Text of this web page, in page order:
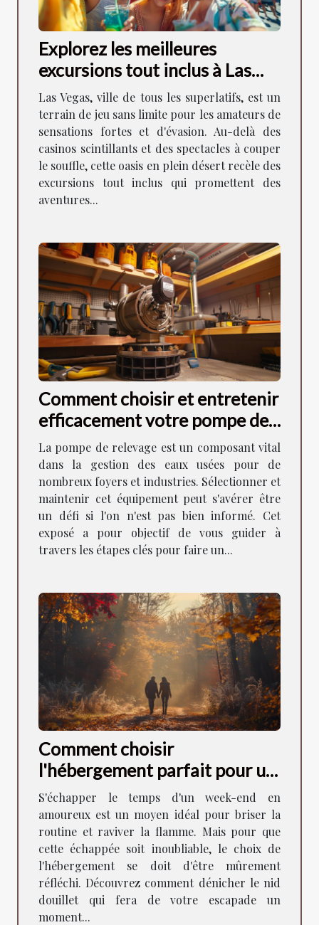
Explorez les meilleures
excursions tout inclus à Las
Vegas
Las Vegas, ville de tous les superlatifs, est un
terrain de jeu sans limite pour les amateurs de
sensations fortes et d'évasion. Au-delà des
casinos scintillants et des spectacles à couper
le souffle, cette oasis en plein désert recèle des
excursions tout inclus qui promettent des
aventures...
Comment choisir et entretenir
efficacement votre pompe de
relevage
La pompe de relevage est un composant vital
dans la gestion des eaux usées pour de
nombreux foyers et industries. Sélectionner et
maintenir cet équipement peut s'avérer être
un défi si l'on n'est pas bien informé. Cet
exposé a pour objectif de vous guider à
travers les étapes clés pour faire un...
Comment choisir
l'hébergement parfait pour un
week-end romantique
S'échapper le temps d'un week-end en
amoureux est un moyen idéal pour briser la
routine et raviver la flamme. Mais pour que
cette échappée soit inoubliable, le choix de
l'hébergement se doit d'être mûrement
réfléchi. Découvrez comment dénicher le nid
douillet qui fera de votre escapade un
moment...